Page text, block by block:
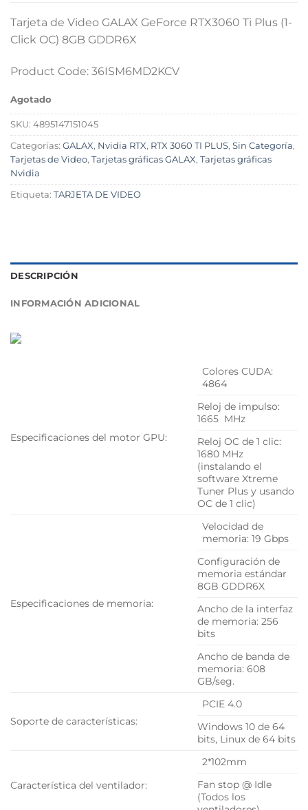
Tarjeta de Video GALAX GeForce RTX3060 Ti Plus (1-
Click OC) 8GB GDDR6X
Product Code: 36ISM6MD2KCV
Agotado
SKU: 4895147151045
Categorías: GALAX, Nvidia RTX, RTX 3060 TI PLUS, Sin Categoría,
Tarjetas de Video, Tarjetas gráficas GALAX, Tarjetas gráficas
Nvidia
Etiqueta: TARJETA DE VIDEO
DESCRIPCIÓN
INFORMACIÓN ADICIONAL
Especificaciones del motor GPU:
Colores CUDA:
4864
Reloj de impulso:
1665 MHz
Reloj OC de 1 clic:
1680 MHz
(instalando el
software Xtreme
Tuner Plus y usando
OC de 1 clic)
Especificaciones de memoria:
Velocidad de
memoria: 19 Gbps
Configuración de
memoria estándar
8GB GDDR6X
Ancho de la interfaz
de memoria: 256
bits
Ancho de banda de
memoria: 608
GB/seg.
Soporte de características:
PCIE 4.0
Windows 10 de 64
bits, Linux de 64 bits
Característica del ventilador:
2*102mm
Fan stop @ Idle
(Todos los